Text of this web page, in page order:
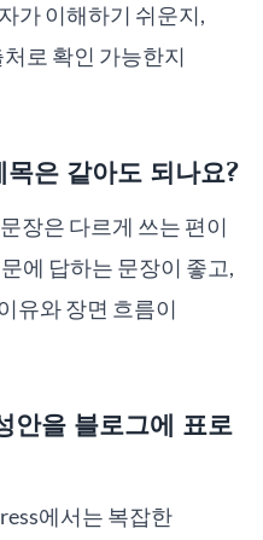
가 이해하기 쉬운지,
로 확인 가능한지
은 같아도 되나요?
장은 다르게 쓰는 편이
에 답하는 문장이 좋고,
유와 장면 흐름이
안을 블로그에 표로
에서는 복잡한